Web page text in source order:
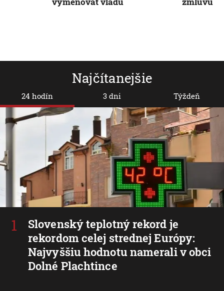
Najčítanejšie
24 hodín
Slovenský teplotný rekord je
rekordom celej strednej Európy:
Najvyššiu hodnotu namerali v obci
Dolné Plachtince
3 dni Týždeň